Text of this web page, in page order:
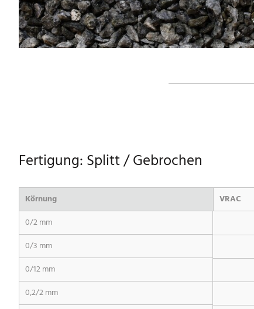
Fertigung: Splitt / Gebrochen
Körnung VRAC
0/2 mm
0/3 mm
0/12 mm
0,2/2 mm